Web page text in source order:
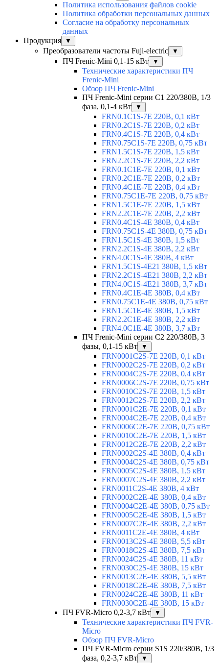
Политика использования файлов cookie
Политика обработки персональных данных
Согласие на обработку персональных
данных
Продукция
▼
Преобразователи частоты Fuji-electric ▼
ПЧ Frenic-Mini 0,1-15 кВт ▼
Технические характеристики ПЧ
Frenic-Mini
Обзор ПЧ Frenic-Mini
ПЧ Frenic-Mini серии C1 220/380В, 1/3
фаза, 0,1-4 кВт
▼
FRN0.1C1S-7E 220В, 0,1 кВт
FRN0.2C1S-7E 220В, 0,2 кВт
FRN0.4C1S-7E 220В, 0,4 кВт
FRN0.75C1S-7E 220В, 0,75 кВт
FRN1.5C1S-7E 220В, 1,5 кВт
FRN2.2C1S-7E 220В, 2,2 кВт
FRN0.1C1E-7E 220В, 0,1 кВт
FRN0.2C1E-7E 220В, 0,2 кВт
FRN0.4C1E-7E 220В, 0,4 кВт
FRN0.75C1E-7E 220В, 0,75 кВт
FRN1.5C1E-7E 220В, 1,5 кВт
FRN2.2C1E-7E 220В, 2,2 кВт
FRN0.4C1S-4E 380В, 0,4 кВт
FRN0.75C1S-4E 380В, 0,75 кВт
FRN1.5C1S-4E 380В, 1,5 кВт
FRN2.2C1S-4E 380В, 2,2 кВт
FRN4.0C1S-4E 380В, 4 кВт
FRN1.5C1S-4E21 380В, 1,5 кВт
FRN2.2C1S-4E21 380В, 2,2 кВт
FRN4.0C1S-4E21 380В, 3,7 кВт
FRN0.4C1E-4E 380В, 0,4 кВт
FRN0.75C1E-4E 380В, 0,75 кВт
FRN1.5C1E-4E 380В, 1,5 кВт
FRN2.2C1E-4E 380В, 2,2 кВт
FRN4.0C1E-4E 380В, 3,7 кВт
ПЧ Frenic-Mini серии С2 220/380В, 3
фазы, 0,1-15 кВт
▼
FRN0001C2S-7E 220В, 0,1 кВт
FRN0002C2S-7E 220В, 0,2 кВт
FRN0004C2S-7E 220В, 0,4 кВт
FRN0006C2S-7E 220В, 0,75 кВт
FRN0010C2S-7E 220В, 1,5 кВт
FRN0012C2S-7E 220В, 2,2 кВт
FRN0001C2E-7E 220В, 0,1 кВт
FRN0004C2E-7E 220В, 0,4 кВт
FRN0006C2E-7E 220В, 0,75 кВт
FRN0010C2E-7E 220В, 1,5 кВт
FRN0012C2E-7E 220В, 2,2 кВт
FRN0002C2S-4E 380В, 0,4 кВт
FRN0004C2S-4E 380В, 0,75 кВт
FRN0005C2S-4E 380В, 1,5 кВт
FRN0007C2S-4E 380В, 2,2 кВт
FRN0011C2S-4E 380В, 4 кВт
FRN0002C2E-4E 380В, 0,4 кВт
FRN0004C2E-4E 380В, 0,75 кВт
FRN0005C2E-4E 380В, 1,5 кВт
FRN0007C2E-4E 380В, 2,2 кВт
FRN0011C2E-4E 380В, 4 кВт
FRN0013C2S-4E 380В, 5,5 кВт
FRN0018C2S-4E 380В, 7,5 кВт
FRN0024C2S-4E 380В, 11 кВт
FRN0030C2S-4E 380В, 15 кВт
FRN0013C2E-4E 380В, 5,5 кВт
FRN0018C2E-4E 380В, 7,5 кВт
FRN0024C2E-4E 380В, 11 кВт
FRN0030C2E-4E 380В, 15 кВт
ПЧ FVR-Micro 0,2-3,7 кВт
▼
Технические характеристики ПЧ FVR-
Micro
Обзор ПЧ FVR-Micro
ПЧ FVR-Micro серии S1S 220/380В, 1/3
фаза, 0,2-3,7 кВт
▼